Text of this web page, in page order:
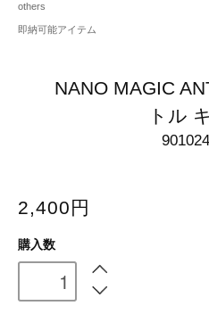
others
即納可能アイテム
NANO MAGIC
トル
2,400円
購入数